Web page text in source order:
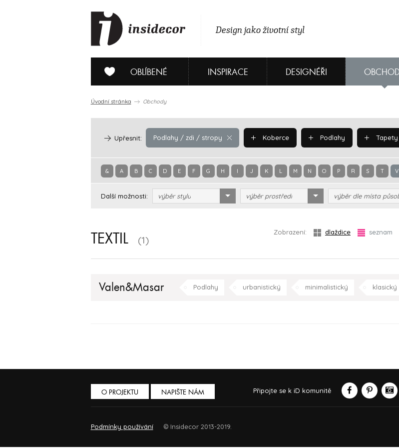
Design jako životní styl
OBLÍBENÉ INSPIRACE DESIGNÉŘI
Úvodní stránka Obchody
Podlahy / zdi / stropy
Upřesnit: Koberce Podlahy
& A B C D E F G H I J K L M N O P R S T V
Další možnosti: výběr stylu výběr prostředí výběr dle místa
TEXTIL (1)
Zobrazení: dlaždice seznam
Valen&Masar Podlahy urbanistický minimalistický klasický
O PROJEKTU NAPIŠTE NÁM Připojte se k iD komunitě
Podmínky používání © Insidecor 2013-2019.